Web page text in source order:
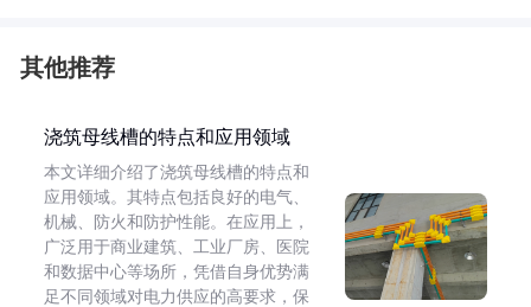
其他推荐
浇筑母线槽的特点和应用领域
本文详细介绍了浇筑母线槽的特点和
应用领域。其特点包括良好的电气、
机械、防火和防护性能。在应用上，
广泛用于商业建筑、工业厂房、医院
和数据中心等场所，凭借自身优势满
足不同领域对电力供应的高要求，保